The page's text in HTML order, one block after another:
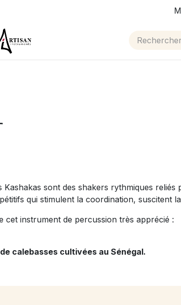
sont des shakers rythmiques reliés
qui stimulent la coordination, suscitent
cet instrument de percussion très apprécié :
calebasses cultivées au Sénégal.